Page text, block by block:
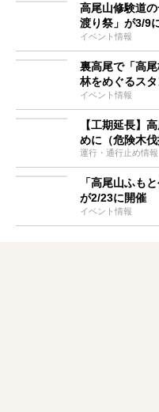
高尾山修験道
渡り祭」が3/9
イベント情報
裏高尾で「高
林をめぐるス
イベント情報
【工期延長】
めに（危険木伐
運行・通行止め情報
「高尾山ふも
が2/23に開催
イベント情報